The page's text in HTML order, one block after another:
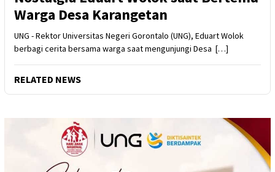
Warga Desa Karangetan
UNG - Rektor Universitas Negeri Gorontalo (UNG), Eduart Wolok
berbagi cerita bersama warga saat mengunjungi Desa […]
RELATED NEWS